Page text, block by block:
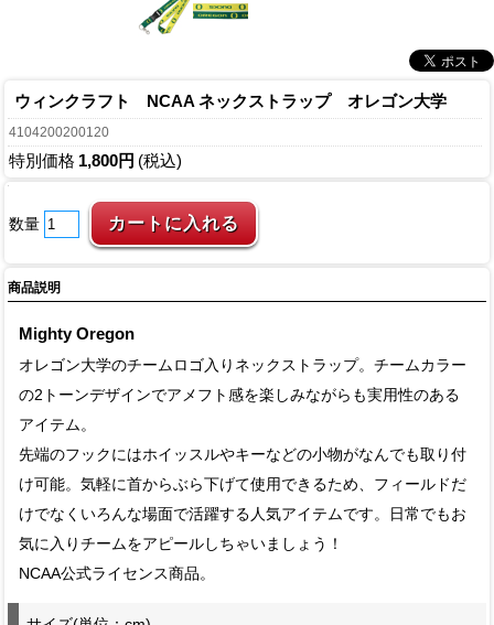
ウィンクラフト NCAA ネックストラップ オレゴン大学
4104200200120
特別価格 1,800円 (税込)
数量
商品説明
Mighty Oregon
オレゴン大学のチームロゴ入りネックストラップ。チームカラー
の2トーンデザインでアメフト感を楽しみながらも実用性のある
アイテム。
先端のフックにはホイッスルやキーなどの小物がなんでも取り付
け可能。気軽に首からぶら下げて使用できるため、フィールドだ
けでなくいろんな場面で活躍する人気アイテムです。日常でもお
気に入りチームをアピールしちゃいましょう！
NCAA公式ライセンス商品。